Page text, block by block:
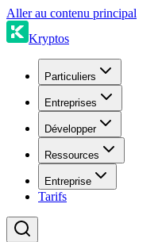
Aller au contenu principal
Kryptos
Particuliers
Entreprises
Développer
Ressources
Entreprise
Tarifs